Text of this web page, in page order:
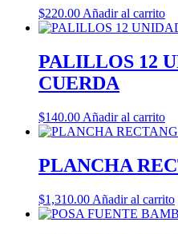
$220.00 Añadir al carrito
PALILLOS 12
CUERDA
$140.00 Añadir al carrito
PLANCHA
$1,310.00 Añadir al carrito